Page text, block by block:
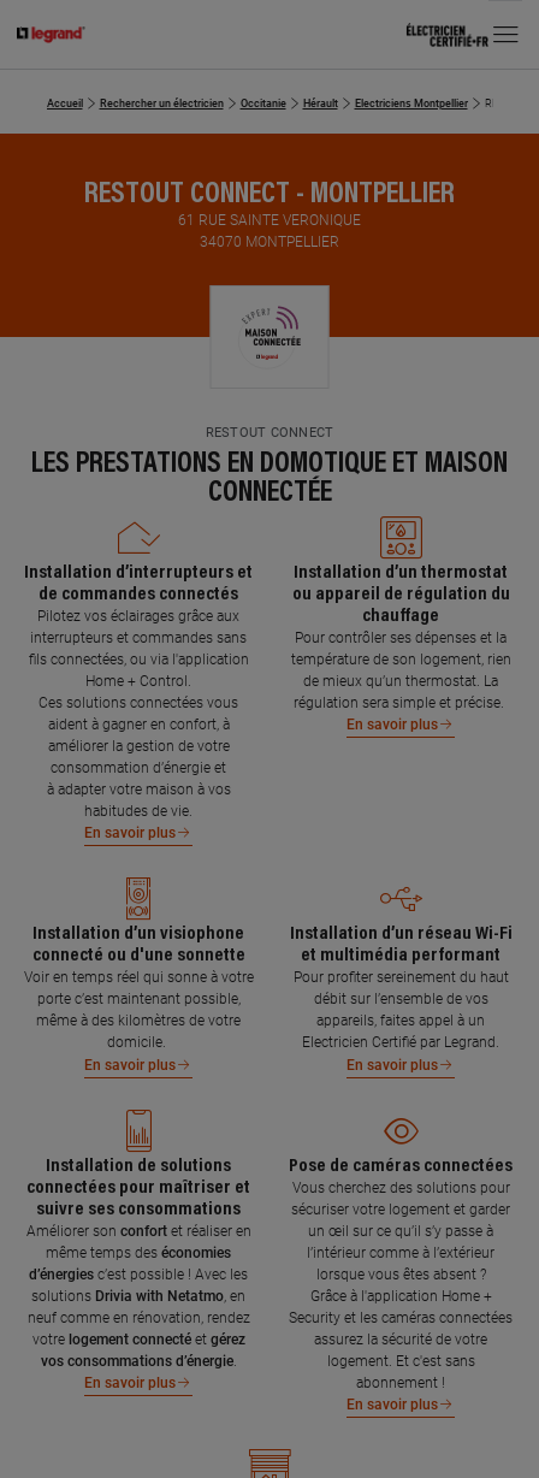
MENU
Accueil Rechercher un électricien Occitanie Hérault Electriciens Montpellier RESTOUT
RESTOUT CONNECT - MONTPELLIER
61 RUE SAINTE VERONIQUE
34070 MONTPELLIER
RESTOUT CONNECT
LES PRESTATIONS EN DOMOTIQUE ET MAISON
CONNECTÉE
Installation d’interrupteurs et
de commandes connectés
Pilotez vos éclairages grâce aux
interrupteurs et commandes sans
fils connectées, ou via l'application
Home + Control.
Ces solutions connectées vous
aident à gagner en confort, à
améliorer la gestion de votre
consommation d’énergie et
à adapter votre maison à vos
habitudes de vie.
En savoir plus
Installation d’un thermostat
ou appareil de régulation du
chauffage
Pour contrôler ses dépenses et la
température de son logement, rien
de mieux qu’un thermostat. La
régulation sera simple et précise.
En savoir plus
Installation d’un visiophone
connecté ou d'une sonnette
Voir en temps réel qui sonne à votre
porte c’est maintenant possible,
même à des kilomètres de votre
domicile.
En savoir plus
Installation d’un réseau Wi-Fi
et multimédia performant
Pour profiter sereinement du haut
débit sur l’ensemble de vos
appareils, faites appel à un
Electricien Certifié par Legrand.
En savoir plus
Installation de solutions
connectées pour maîtriser et
suivre ses consommations
Améliorer son confort et réaliser en
même temps des économies
d’énergies c’est possible ! Avec les
solutions Drivia with Netatmo , en
neuf comme en rénovation, rendez
votre logement connecté et gérez
vos consommations d’énergie.
En savoir plus
Pose de caméras connectées
Vous cherchez des solutions pour
sécuriser votre logement et garder
un œil sur ce qu’il s’y passe à
l’intérieur comme à l’extérieur
lorsque vous êtes absent ?
Grâce à l'application Home +
Security et les caméras connectées
assurez la sécurité de votre
logement. Et c'est sans
abonnement !
En savoir plus